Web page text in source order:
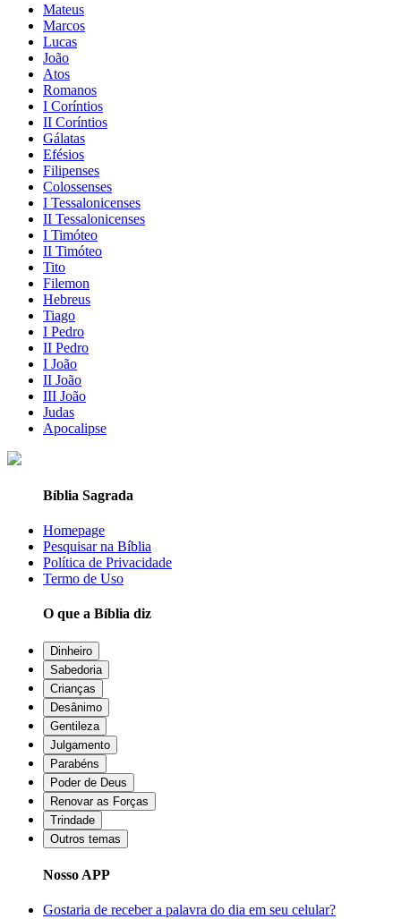
Mateus
Marcos
Lucas
João
Atos
Romanos
I Coríntios
II Coríntios
Gálatas
Efésios
Filipenses
Colossenses
I Tessalonicenses
II Tessalonicenses
I Timóteo
II Timóteo
Tito
Filemon
Hebreus
Tiago
I Pedro
II Pedro
I João
II João
III João
Judas
Apocalipse
Bíblia Sagrada
Homepage
Pesquisar na Bíblia
Política de Privacidade
Termo de Uso
O que a Bíblia diz
Dinheiro
Sabedoria
Crianças
Desânimo
Gentileza
Julgamento
Parabéns
Poder de Deus
Renovar as Forças
Trindade
Outros temas
Nosso APP
Gostaria de receber a palavra do dia em seu celular?